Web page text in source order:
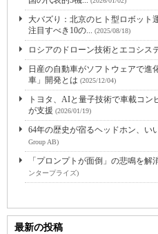
大バズり：北京のヒト型ロボット
注目すべき10の... (2025/08/18)
ロシアのドローン技術とエコシス
日産の自動車がソフトウェアで
車」開発とは (2025/12/04)
トヨタ、AIと量子技術で車載コ
が支援 (2026/01/19)
64年の歴史が宿るヘッドホン、い
Group AB)
「プロンプトが面倒」の悲鳴を
ンタープライズ)
最新の投稿